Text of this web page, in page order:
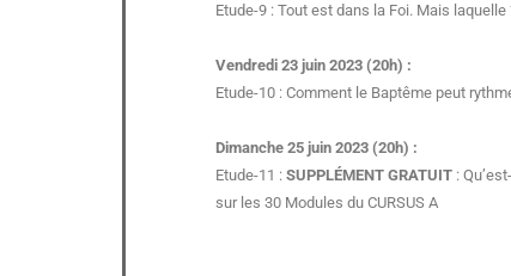
Etude-9 : Tout est dans la Foi. Mais
Vendredi 23 juin 2023 (20h) :
Etude-10 : Comment le Baptême peut
Dimanche 25 juin 2023 (20h) :
Etude-11 : SUPPLÉMENT GRATUIT:
sur les 30 Modules du CURSUS A